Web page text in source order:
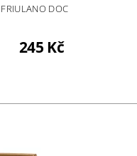
DOC
245 Kč